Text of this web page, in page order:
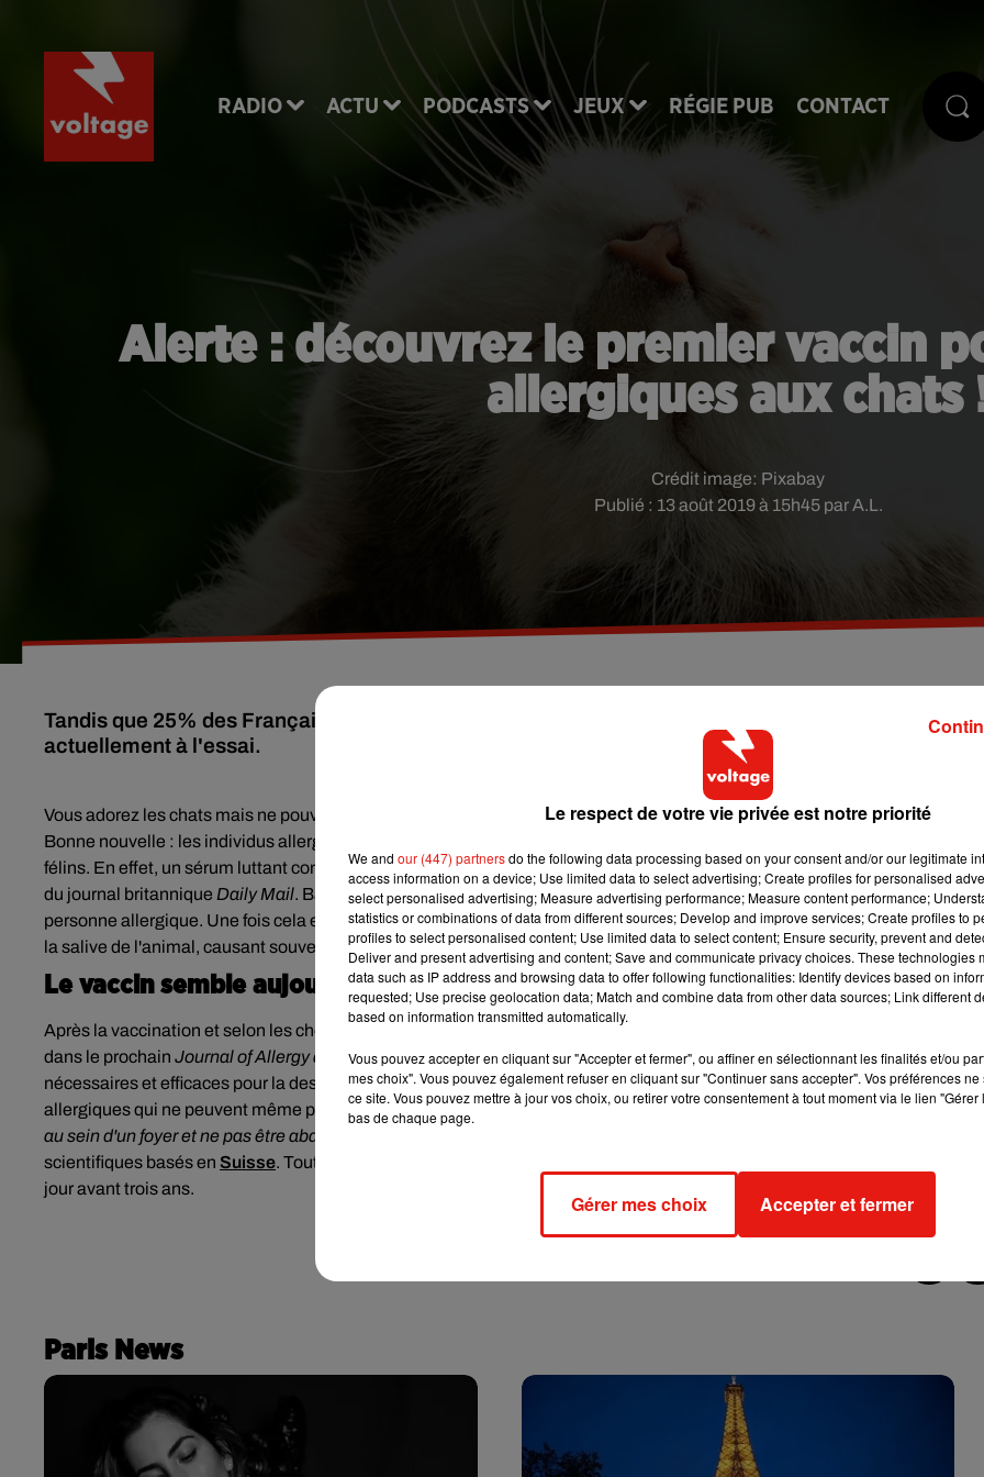
RADIO ACTU PODCASTS JEUX RÉGIE PUB CONTACT
Alerte : découvrez le premier vaccin
allergiques aux chats
Publié : 13 août 2019 à 15h45 par A.L.
Crédit image: Pixabay
Tandis que 25% des Français sont allergiques aux chats, un vaccin luttant contre cette allergie est
actuellement à l'essai.
Vous adorez les chats mais ne pouvez succomber à en adopter un à cause des éternuements que cela vous provoque ?
Bonne nouvelle : les individus allergiques aux chats vont peut-être enfin avoir la solution pour supporter la présence des
félins. En effet, un sérum luttant contre l'allergie aux chats devrait bientôt être disponible, comme le rapportent nos
du journal britannique Daily Mail. Baptisé HypoCat, ce vaccin inédit doit être administré au chat causant l'allergie et non à
personne allergique. Une fois cela effectué, le produit neutralise la protéine Fel-d1 qui est présente dans le pelage, la
la salive de l'animal, causant souvent des symptômes allergies chez l'Homme.
Le vaccin semble aujourd'hui efficace
Après la vaccination et selon les chercheurs qui ont travaillé sur ce vaccin pendant dix ans et dont l’étude va être publiée
dans le prochain Journal of Allergy and Clinical Immunology, les 54 chats injectés ont produit, par la suite, des anticorps
nécessaires et efficaces pour la destruction de cette protéine Fel-d1. Ce vaccin est donc une révolution pour les personnes
allergiques qui ne peuvent même pas être dans la même pièce qu’un félin."Ce vaccin va permettre à des des chats de
au sein d'un foyer et ne pas être abandonnés dans des refuges pour animaux à cause d'une allergie"
scientifiques basés en Suisse. Toutefois, les personnes allergiques devront être patientes : ce vaccin ne devrait pas voir le
jour avant trois ans.
Paris News
Le respect de votre vie privée est notre priorité
We and our (447) partnersdo the following data processing based on your consent and/or our legitimate
access information on a device; Use limited data to select advertising; Create profiles for personalised
select personalised advertising; Measure advertising performance; Measure content performance;
statistics or combinations of data from different sources; Develop and improve services; Create profiles to
profiles to select personalised content; Use limited data to select content; Ensure security, prevent and
Deliver and present advertising and content; Save and communicate privacy choices. These technologies
data such as IP address and browsing data to offer following functionalities: Identify devices based on
requested; Use precise geolocation data; Match and combine data from other data sources; Link different
based on information transmitted automatically.
Vous pouvez accepter en cliquant sur "Accepter et fermer", ou affiner en sélectionnant les finalités et/ou
mes choix". Vous pouvez également refuser en cliquant sur "Continuer sans accepter". Vos préférences
ce site. Vous pouvez mettre à jour vos choix, ou retirer votre consentement à tout moment via le lien
bas de chaque page.
Gérer mes choix Accepter et fermer